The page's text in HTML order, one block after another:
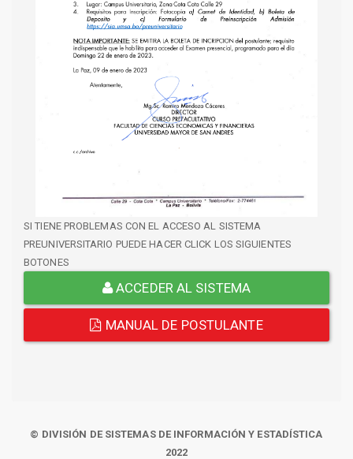
SI TIENE PROBLEMAS CON EL ACCESO AL SISTEMA
PREUNIVERSITARIO PUEDE HACER CLICK LOS SIGUIENTES
BOTONES
ACCEDER AL SISTEMA
MANUAL DE POSTULANTE
© DIVISIÓN DE SISTEMAS DE INFORMACIÓN Y ESTADÍSTICA
2022